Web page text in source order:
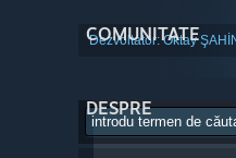
COMUNITATE
DESPRE
Dezvoltator: Oktay